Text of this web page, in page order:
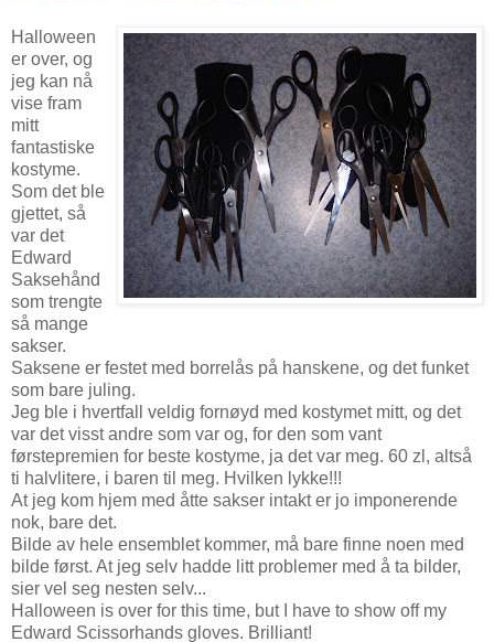
Halloween
er over, og
jeg kan nå
vise fram
mitt
fantastiske
kostyme.
Som det ble
gjettet, så
var det
Edward
Saksehånd
som trengte
så mange
sakser.
Saksene er festet med borrelås på hanskene, og det funket
som bare juling.
Jeg ble i hvertfall veldig fornøyd med kostymet mitt, og det
var det visst andre som var og, for den som vant
førstepremien for beste kostyme, ja det var meg. 60 zl, altså
ti halvlitere, i baren til meg. Hvilken lykke!!!
At jeg kom hjem med åtte sakser intakt er jo imponerende
nok, bare det.
Bilde av hele ensemblet kommer, må bare finne noen med
bilde først. At jeg selv hadde litt problemer med å ta bilder,
sier vel seg nesten selv...
Halloween is over for this time, but I have to show off my
Edward Scissorhands gloves. Brilliant!